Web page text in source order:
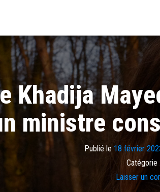
Khadija
ministre
Publié le 18 février
Catégorie :
Laisser un